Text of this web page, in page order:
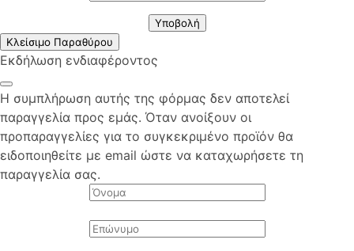
Υποβολή
Κλείσιμο Παραθύρου
Εκδήλωση ενδιαφέροντος
Η συμπλήρωση αυτής της φόρμας δεν αποτελεί
παραγγελία προς εμάς. Όταν ανοίξουν οι
προπαραγγελίες για το συγκεκριμένο προϊόν θα
ειδοποιηθείτε με email ώστε να καταχωρήσετε τη
παραγγελία σας.